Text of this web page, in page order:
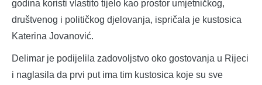
godina koristi vlastito tijelo kao prostor umjetničkog,
društvenog i političkog djelovanja, ispričala je kustosica
Katerina Jovanović.
Delimar je podijelila zadovoljstvo oko gostovanja u Rijeci
i naglasila da prvi put ima tim kustosica koje su sve